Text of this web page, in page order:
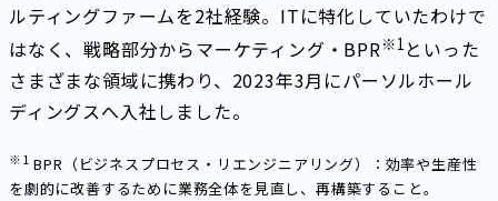
ルティングファームを2社経験。ITに特化していたわけで
はなく、戦略部分からマーケティング・BPR※1 といった
さまざまな領域に携わり、2023年3月にパーソルホール
ディングスへ入社しました。
※1 BPR（ビジネスプロセス・リエンジニアリング）：効率や生産性
を劇的に改善するために業務全体を見直し、再構築すること。